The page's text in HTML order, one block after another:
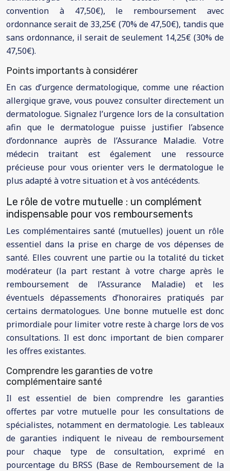
convention à 47,50€), le remboursement avec
ordonnance serait de 33,25€ (70% de 47,50€), tandis que
sans ordonnance, il serait de seulement 14,25€ (30% de
47,50€).
Points importants à considérer
En cas d’urgence dermatologique, comme une réaction
allergique grave, vous pouvez consulter directement un
dermatologue. Signalez l’urgence lors de la consultation
afin que le dermatologue puisse justifier l’absence
d’ordonnance auprès de l’Assurance Maladie. Votre
médecin traitant est également une ressource
précieuse pour vous orienter vers le dermatologue le
plus adapté à votre situation et à vos antécédents.
Le rôle de votre mutuelle : un complément
indispensable pour vos remboursements
Les complémentaires santé (mutuelles) jouent un rôle
essentiel dans la prise en charge de vos dépenses de
santé. Elles couvrent une partie ou la totalité du ticket
modérateur (la part restant à votre charge après le
remboursement de l’Assurance Maladie) et les
éventuels dépassements d’honoraires pratiqués par
certains dermatologues. Une bonne mutuelle est donc
primordiale pour limiter votre reste à charge lors de vos
consultations. Il est donc important de bien comparer
les offres existantes.
Comprendre les garanties de votre
complémentaire santé
Il est essentiel de bien comprendre les garanties
offertes par votre mutuelle pour les consultations de
spécialistes, notamment en dermatologie. Les tableaux
de garanties indiquent le niveau de remboursement
pour chaque type de consultation, exprimé en
pourcentage du BRSS (Base de Remboursement de la